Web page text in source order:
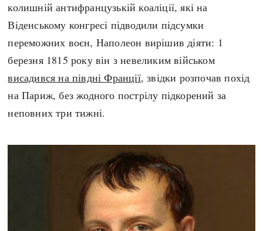
колишній антифранцузькій коаліції, які на
Віденському конгресі підводили підсумки
переможних воєн, Наполеон вирішив діяти: 1
березня 1815 року він з невеликим військом
висадився на півдні Франції, звідки розпочав похід
на Париж, без жодного пострілу підкорений за
неповних три тижні.